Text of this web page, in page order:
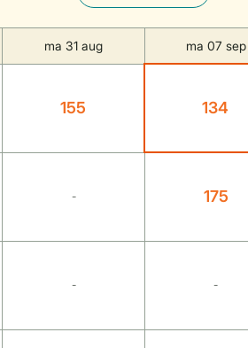
ma 31 aug ma 07 sep
155 134
- 175
- -